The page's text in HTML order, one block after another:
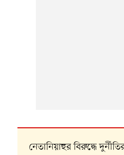
নেতানিয়াহুর বিরুদ্ধে